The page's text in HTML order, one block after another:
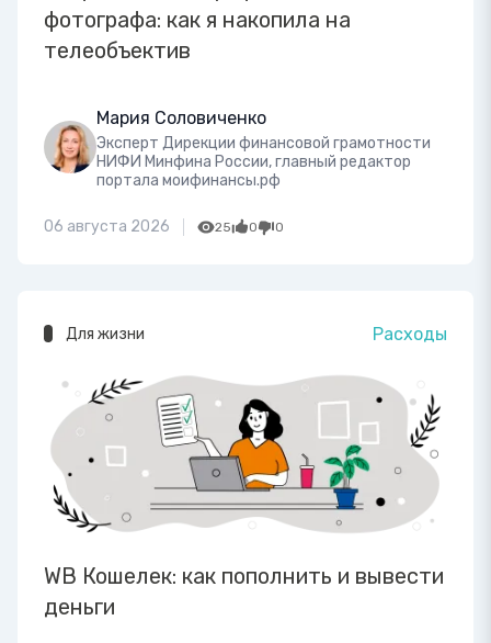
фотографа: как я накопила на
телеобъектив
Мария Соловиченко
Эксперт Дирекции финансовой грамотности
НИФИ Минфина России, главный редактор
портала моифинансы.рф
06 августа 2026 25 0 0
Для жизни Расходы
WB Кошелек: как пополнить и вывести
деньги